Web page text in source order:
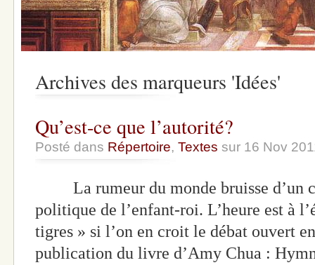
Archives des marqueurs 'Idées'
Qu’est-ce que l’autorité?
Posté dans Répertoire, Textes sur 16 Nov
La rumeur du monde bruisse d’un
politique de l’enfant-roi. L’heure est à
tigres » si l’on en croit le débat ouvert
publication du livre d’Amy Chua :